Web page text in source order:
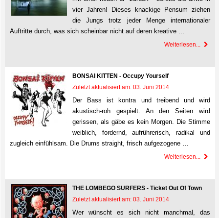
vier Jahren! Dieses knackige Pensum ziehen
die Jungs trotz jeder Menge internationaler
Auftritte durch, was sich scheinbar nicht auf deren kreative …
Weiterlesen...
BONSAI KITTEN - Occupy Yourself
Zuletzt aktualisiert am: 03. Juni 2014
Der Bass ist kontra und treibend und wird
akustisch-roh gespielt. An den Seiten wird
gerissen, als gäbe es kein Morgen. Die Stimme
weiblich, fordernd, aufrührerisch, radikal und
zugleich einfühlsam. Die Drums straight, frisch aufgezogene …
Weiterlesen...
THE LOMBEGO SURFERS - Ticket Out Of Town
Zuletzt aktualisiert am: 03. Juni 2014
Wer wünscht es sich nicht manchmal, das